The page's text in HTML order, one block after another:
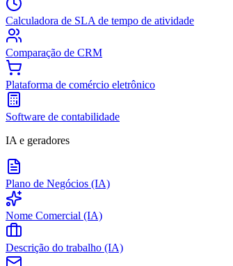
Calculadora de SLA de tempo de atividade
Comparação de CRM
Plataforma de comércio eletrônico
Software de contabilidade
IA e geradores
Plano de Negócios (IA)
Nome Comercial (IA)
Descrição do trabalho (IA)